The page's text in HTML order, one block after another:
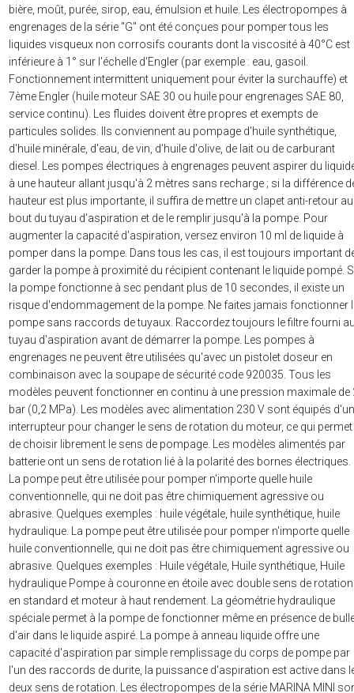
bière, moût, purée, sirop, eau, émulsion et huile. Les électropompes à
engrenages de la série "G" ont été conçues pour pomper tous les
liquides visqueux non corrosifs courants dont la viscosité à 40°C est
inférieure à 1° sur l'échelle d'Engler (par exemple : eau, gasoil.
Fonctionnement intermittent uniquement pour éviter la surchauffe) et
7ème Engler (huile moteur SAE 30 ou huile pour engrenages SAE 80,
service continu). Les fluides doivent être propres et exempts de
particules solides. Ils conviennent au pompage d'huile synthétique,
d'huile minérale, d'eau, de vin, d'huile d'olive, de lait ou de carburant
diesel. Les pompes électriques à engrenages peuvent aspirer du
à une hauteur allant jusqu'à 2 mètres sans recharge ; si la différence
hauteur est plus importante, il suffira de mettre un clapet anti-retour au
bout du tuyau d'aspiration et de le remplir jusqu'à la pompe. Pour
augmenter la capacité d'aspiration, versez environ 10 ml de liquide à
pomper dans la pompe. Dans tous les cas, il est toujours important
garder la pompe à proximité du récipient contenant le liquide pompé.
la pompe fonctionne à sec pendant plus de 10 secondes, il existe un
risque d'endommagement de la pompe. Ne faites jamais fonctionner
pompe sans raccords de tuyaux. Raccordez toujours le filtre fourni
tuyau d'aspiration avant de démarrer la pompe. Les pompes à
engrenages ne peuvent être utilisées qu'avec un pistolet doseur en
combinaison avec la soupape de sécurité code 920035. Tous les
modèles peuvent fonctionner en continu à une pression maximale de
bar (0,2 MPa). Les modèles avec alimentation 230 V sont équipés d'un
interrupteur pour changer le sens de rotation du moteur, ce qui permet
de choisir librement le sens de pompage. Les modèles alimentés par
batterie ont un sens de rotation lié à la polarité des bornes électriques.
La pompe peut être utilisée pour pomper n'importe quelle huile
conventionnelle, qui ne doit pas être chimiquement agressive ou
abrasive. Quelques exemples : huile végétale, huile synthétique, huile
hydraulique. La pompe peut être utilisée pour pomper n'importe quelle
huile conventionnelle, qui ne doit pas être chimiquement agressive ou
abrasive. Quelques exemples : Huile végétale, Huile synthétique, Huile
hydraulique Pompe à couronne en étoile avec double sens de rotation
en standard et moteur à haut rendement. La géométrie hydraulique
spéciale permet à la pompe de fonctionner même en présence de
d'air dans le liquide aspiré. La pompe à anneau liquide offre une
capacité d'aspiration par simple remplissage du corps de pompe par
l'un des raccords de durite, la puissance d'aspiration est active dans
deux sens de rotation. Les électropompes de la série MARINA MINI